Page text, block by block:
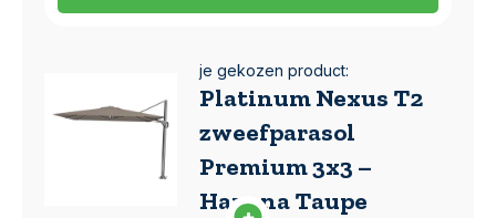
je gekozen product:
Platinum Nexus T2
zweefparasol
Premium 3x3 –
Havana Taupe